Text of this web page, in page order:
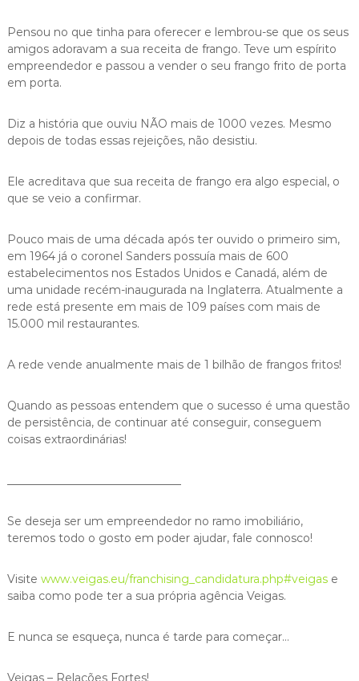
Pensou no que tinha para oferecer e lembrou-se que os seus
amigos adoravam a sua receita de frango. Teve um espírito
empreendedor e passou a vender o seu frango frito de porta
em porta.
Diz a história que ouviu NÃO mais de 1000 vezes. Mesmo
depois de todas essas rejeições, não desistiu.
Ele acreditava que sua receita de frango era algo especial, o
que se veio a confirmar.
Pouco mais de uma década após ter ouvido o primeiro sim,
em 1964 já o coronel Sanders possuía mais de 600
estabelecimentos nos Estados Unidos e Canadá, além de
uma unidade recém-inaugurada na Inglaterra. Atualmente a
rede está presente em mais de 109 países com mais de
15.000 mil restaurantes.
A rede vende anualmente mais de 1 bilhão de frangos fritos!
Quando as pessoas entendem que o sucesso é uma questão
de persistência, de continuar até conseguir, conseguem
coisas extraordinárias!
Se deseja ser um empreendedor no ramo imobiliário,
teremos todo o gosto em poder ajudar, fale connosco!
Visite www.veigas.eu/franchising_candidatura.php#veigase
saiba como pode ter a sua própria agência Veigas.
E nunca se esqueça, nunca é tarde para começar…